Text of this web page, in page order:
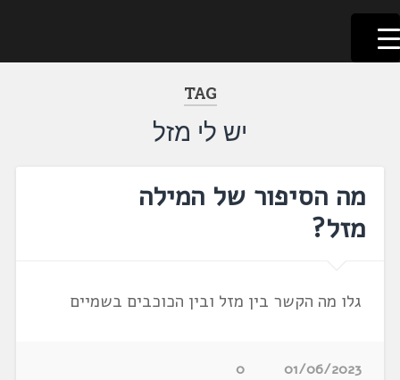
דלג
לתוכן
לשוניאדה
עברית. לשון. שפה
TAG
יש לי מזל
מה הסיפור של המילה
מזל?
גלו מה הקשר בין מזל ובין הכוכבים בשמיים
01/06/2023
0